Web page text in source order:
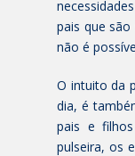
pais que
não é
O intuito da
dia, é
pais e
pulseira, os